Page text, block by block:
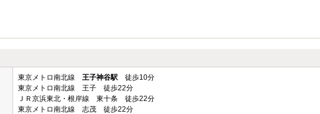
東京メトロ南北線 王子神谷駅 徒歩10分
東京メトロ南北線 王子 徒歩22分
ＪＲ京浜東北・根岸線 東十条 徒歩22分
東京メトロ南北線 志茂 徒歩22分